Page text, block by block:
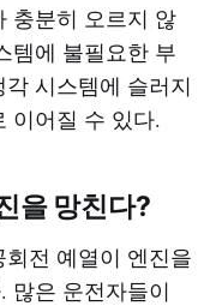
충분히 오르지 않
템에 불필요한 부
시스템에 슬러지
이어질 수 있다.
을 망친다?
전 예열이 엔진을
많은 운전자들이